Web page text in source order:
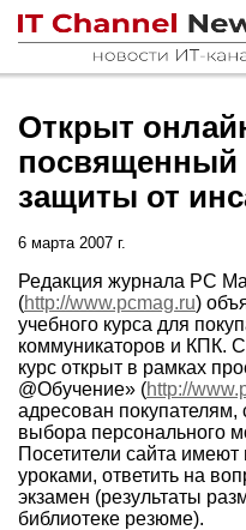
Открыт
посвященный
защиты от
6 марта 2007 г.
Редакция журнала PC
(http://www.pcmag.ru)
учебного курса для
коммуникаторов и КПК.
курс открыт в рамках
@Обучение» (http://
адресован
выбора персонального
Посетители сайта
уроками, ответить на
экзамен (результаты
библиотеке резюме).